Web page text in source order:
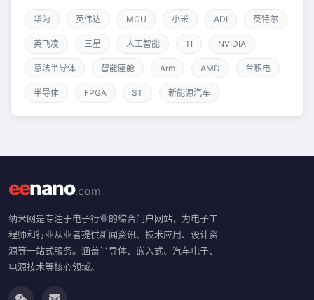
华为 英伟达 MCU 小米 ADI 英特尔
英飞凌 三星 人工智能 TI NVIDIA
意法半导体 智能座舱 Arm AMD 台积电
半导体 FPGA ST 新能源汽车
eenano.com
纳米网是专注于电子行业的综合门户网站，为电子工
程师和行业从业者提供新闻资讯、技术应用、设计资
源等一站式服务。涵盖半导体、嵌入式、汽车电子、
电源技术等核心领域。